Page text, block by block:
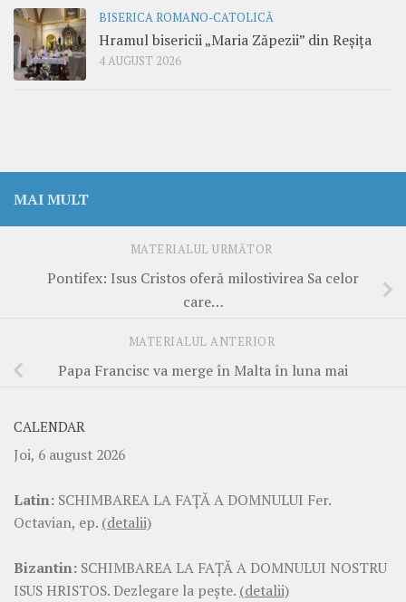
BISERICA ROMANO-CATOLICĂ
Hramul bisericii „Maria Zăpezii” din Reșița
4 AUGUST 2026
MAI MULT
MATERIALUL URMĂTOR
Pontifex: Isus Cristos oferă milostivirea Sa celor
care…
MATERIALUL ANTERIOR
Papa Francisc va merge în Malta în luna mai
CALENDAR
Joi, 6 august 2026
Latin: SCHIMBAREA LA FAŢĂ A DOMNULUI Fer.
Octavian, ep. (detalii)
Bizantin: SCHIMBAREA LA FAŢĂ A DOMNULUI NOSTRU
ISUS HRISTOS. Dezlegare la pește. (detalii)